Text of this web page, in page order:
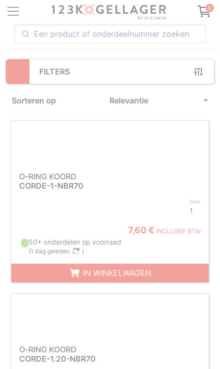
0
FILTERS
Sorteren op Relevantie
Loading...
O-RING KOORD
CORDE-1-NBR70
Dikte
1
7,60 € INCLUSIEF BTW
50+ onderdelen op voorraad
(1 dag geleden )
IN WINKELWAGEN
O-RING KOORD
CORDE-1.20-NBR70